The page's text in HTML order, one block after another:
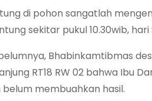
di pohon sangatlah
sekitar pukul 10.30wib, hari
Bhabinkamtibmas
RT18 RW 02 bahwa Ibu
membuahkan hasil.